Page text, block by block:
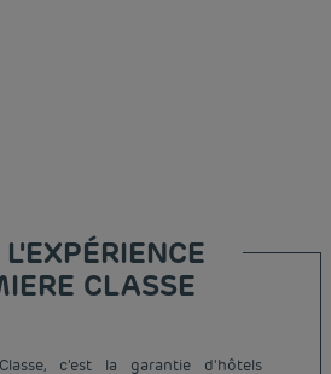
CLASSE
c'est la garantie d'hôtels